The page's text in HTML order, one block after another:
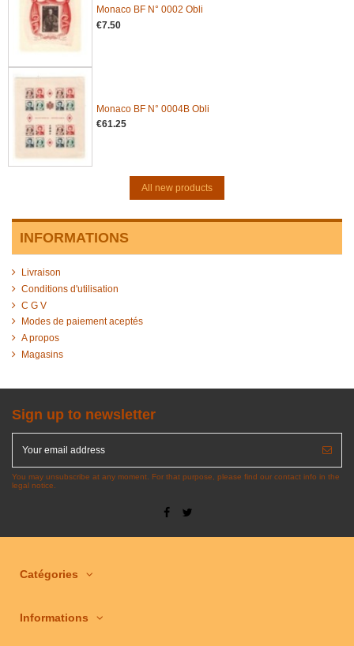
Monaco BF N° 0002 Obli
€7.50
Monaco BF N° 0004B Obli
€61.25
All new products
INFORMATIONS
Livraison
Conditions d'utilisation
C G V
Modes de paiement aceptés
A propos
Magasins
Sign up to newsletter
You may unsubscribe at any moment. For that purpose, please find our contact info in the
legal notice.
Catégories
Informations